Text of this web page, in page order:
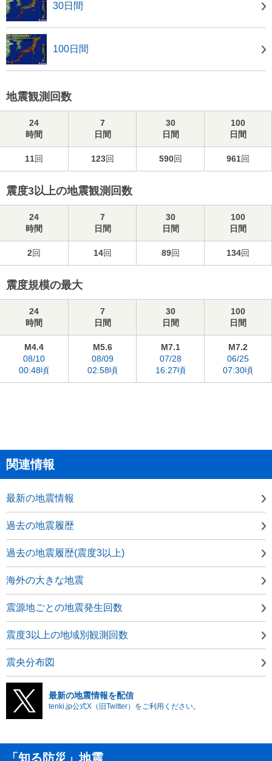
30日間
100日間
地震観測回数
24
時間
7
日間
30
日間
100
日間
11回 123回 590回 961回
震度3以上の地震観測回数
24
時間
7
日間
30
日間
100
日間
2回 14回 89回 134回
震度規模の最大
24
時間
7
日間
30
日間
100
日間
M4.4
08/10
00:48頃
M5.6
08/09
02:58頃
M7.1
07/28
16:27頃
M7.2
06/25
07:30頃
関連情報
最新の地震情報
過去の地震履歴
過去の地震履歴(震度3以上)
海外の大きな地震
震源地ごとの地震発生回数
震度3以上の地域別観測回数
震央分布図
最新の地震情報を配信
tenki.jp公式X（旧Twitter）をご利用ください。
「知る防災」地震